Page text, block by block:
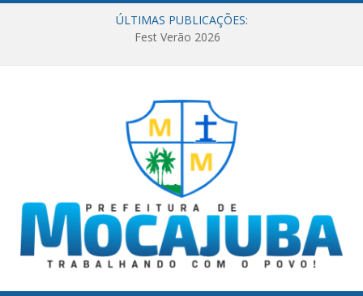
ÚLTIMAS PUBLICAÇÕES:
Fest Verão 2026